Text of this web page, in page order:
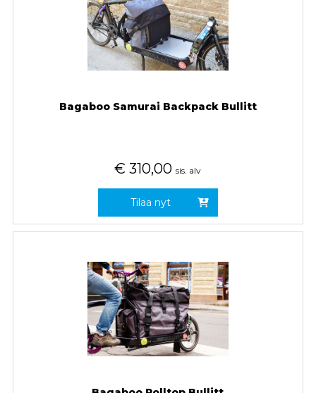
Bagaboo Samurai Backpack Bullitt
€ 310,00 sis. alv
Tilaa nyt